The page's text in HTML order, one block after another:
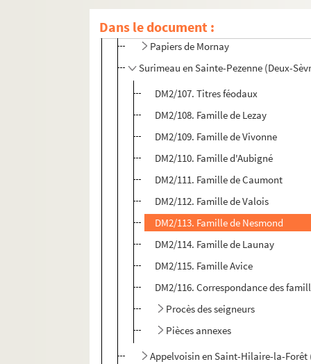
Dans le document :
La Restelière en Le Poiré-sur-Vie
Papiers de Mornay
Surimeau en Sainte-Pezenne (Deux-
DM2/107. Titres féodaux
DM2/108. Famille de Lezay
DM2/109. Famille de Vivonne
DM2/110. Famille d'Aubigné
DM2/111. Famille de Caumont
DM2/112. Famille de Valois
DM2/113. Famille de Nesmond
DM2/114. Famille de Launay
DM2/115. Famille Avice
DM2/116. Correspondance des
Procès des seigneurs
Pièces annexes
Appelvoisin en Saint-Hilaire-la-Forêt